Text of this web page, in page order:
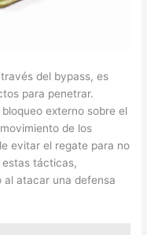
del bypass, es
para penetrar.
externo sobre el
de los
evitar el regate para no
estas tácticas,
al atacar una defensa